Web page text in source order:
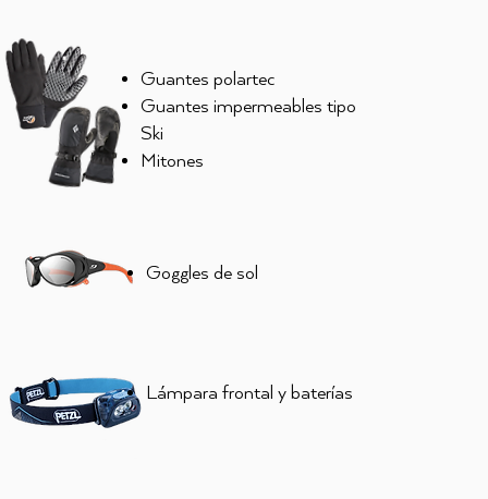
Guantes polartec
Guantes impermeables tipo
Ski
Mitones
Goggles de sol
​Lámpara frontal y baterías